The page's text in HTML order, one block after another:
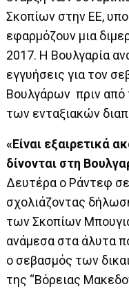
Σκοπίων στην ΕΕ,
εφαρμόζουν μια
2017. Η Βουλγαρία
εγγυήσεις για τον
Βουλγάρων πριν από
των ενταξιακών
«Είναι εξαιρετικά
δίνονται στη
Δευτέρα ο Ράντεφ
σχολιάζοντας
των Σκοπίων
ανάμεσα στα άλυτα
ο σεβασμός των
της “Βόρειας